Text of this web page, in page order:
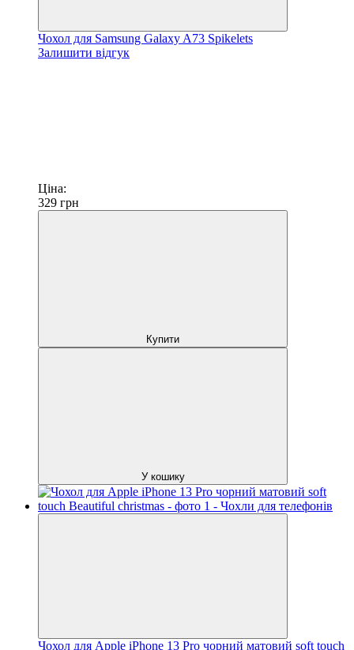
Чохол для Samsung Galaxy A73 Spikelets
Залишити відгук
Ціна:
329 грн
Купити
У кошику
Чохол для Apple iPhone 13 Pro чорний матовий soft touch